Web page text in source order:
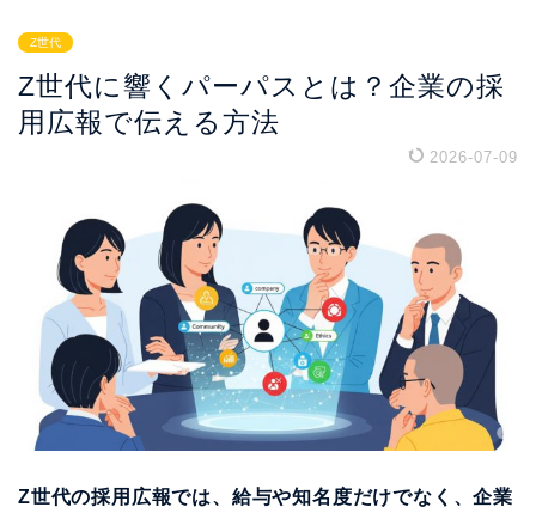
Z世代
Z世代に響くパーパスとは？企業の採
用広報で伝える方法
2026-07-09
Z世代の採用広報では、給与や知名度だけでなく、企業